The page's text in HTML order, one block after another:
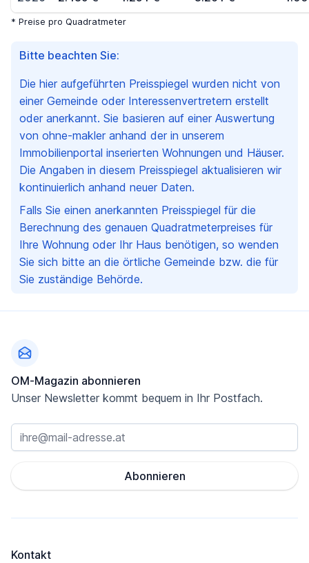
Bitte beachten Sie:
Die hier aufgeführten Preisspiegel wurden nicht von
einer Gemeinde oder Interessenvertretern erstellt
oder anerkannt. Sie basieren auf einer Auswertung
von ohne-makler anhand der in unserem
Immobilienportal inserierten Wohnungen und Häuser.
Die Angaben in diesem Preisspiegel aktualisieren wir
kontinuierlich anhand neuer Daten.
Falls Sie einen anerkannten Preisspiegel für die
Berechnung des genauen Quadratmeterpreises für
Ihre Wohnung oder Ihr Haus benötigen, so wenden
Sie sich bitte an die örtliche Gemeinde bzw. die für
Sie zuständige Behörde.
* Preise pro Quadratmeter
OM-Magazin abonnieren
Unser Newsletter kommt bequem in Ihr Postfach.
Abonnieren
Kontakt